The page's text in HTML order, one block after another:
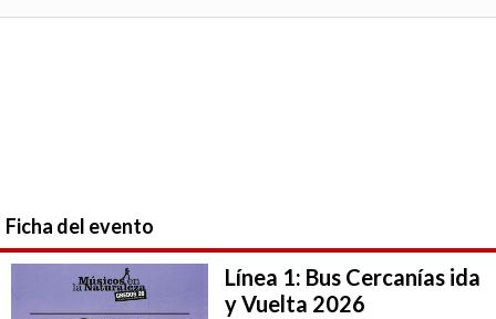
Ficha del evento
Línea 1: Bus Cercanías ida
y Vuelta 2026